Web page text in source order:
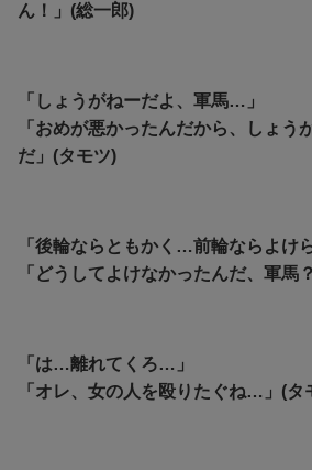
ん！」(総一郎)
「しょうがねーだよ、軍馬…」
「おめが悪かったんだから、しょう
だ」(タモツ)
「後輪ならともかく…前輪ならよけ
「どうしてよけなかったんだ、軍馬
「は…離れてくろ…」
「オレ、女の人を殴りたぐね…」(タ